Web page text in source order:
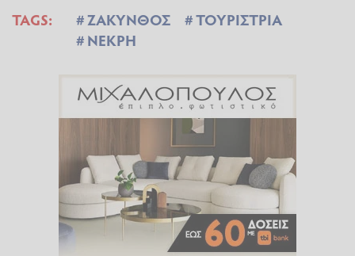
TAGS: ΖΑΚΥΝΘΟΣ
ΤΟΥΡΙΣΤΡΙΑ
ΝΕΚΡΗ